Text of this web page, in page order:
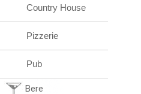
Country House
Pizzerie
Pub
Bere